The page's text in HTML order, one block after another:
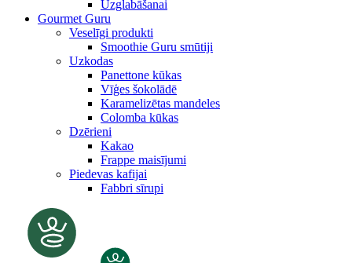
Uzglabāšanai
Gourmet Guru
Veselīgi produkti
Smoothie Guru smūtiji
Uzkodas
Panettone kūkas
Vīģes šokolādē
Karamelizētas mandeles
Colomba kūkas
Dzērieni
Kakao
Frappe maisījumi
Piedevas kafijai
Fabbri sīrupi